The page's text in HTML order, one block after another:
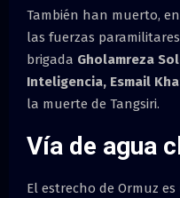
También han muerto,
las fuerzas
brigada Gholamreza
Inteligencia, Esmail
la muerte de Tangsiri.
Vía de agua
El estrecho de Ormuz